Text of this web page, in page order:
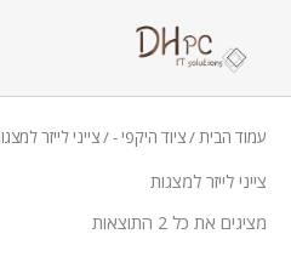
עמוד הבית/ציוד היקפי -/ צייני לייזר
צייני לייזר למצגות
מציגים את כל ⁦2⁩ התוצאות